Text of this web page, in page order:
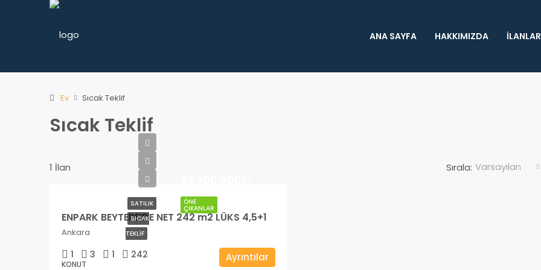
ANA SAYFA HAKKIMIZDA İLANLAR
Ev Sıcak Teklif
Sıcak Teklif
1 İlan Sırala: Varsayılan
ÖNE
ÇIKANLAR
SATILIK
SICAK
TEKLIF
ENPARK BEYTEPE’DE NET 242 m2 LÜKS 4,5+1
Ankara
1 3 1 242
KONUT
Ayrıntılar